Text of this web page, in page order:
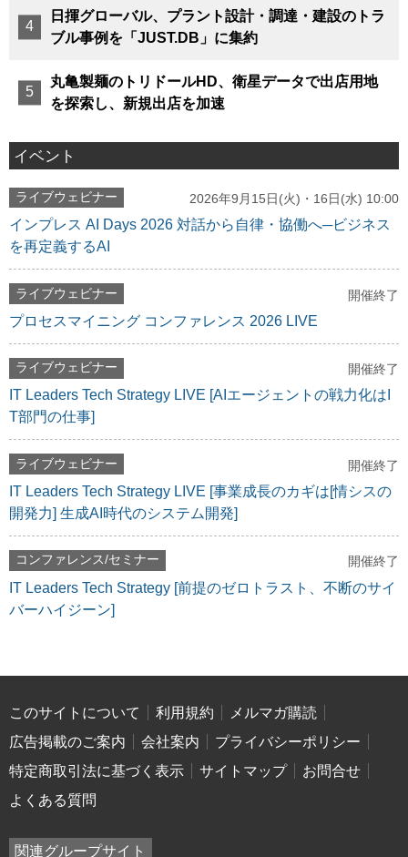
日揮グローバル、プラント設計・調達・建設のトラ
ブル事例を「JUST.DB」に集約
丸亀製麺のトリドールHD、衛星データで出店用地
を探索し、新規出店を加速
イベント
ライブウェビナー 2026年9月15日(火)・16日(水) 10:00
インプレス AI Days 2026 対話から自律・協働へ─ビジネス
を再定義するAI
ライブウェビナー 開催終了
プロセスマイニング コンファレンス 2026 LIVE
ライブウェビナー 開催終了
IT Leaders Tech Strategy LIVE [AIエージェントの戦力化はI
T部門の仕事]
ライブウェビナー 開催終了
IT Leaders Tech Strategy LIVE [事業成長のカギは[情シスの
開発力] 生成AI時代のシステム開発]
コンファレンス/セミナー 開催終了
IT Leaders Tech Strategy [前提のゼロトラスト、不断のサイ
バーハイジーン]
このサイトについて 利用規約
メルマガ購読
広告掲載のご案内
会社案内
プライバシーポリシー
特定商取引法に基づく表示
サイトマップ
お問合せ
よくある質問
関連グループサイト